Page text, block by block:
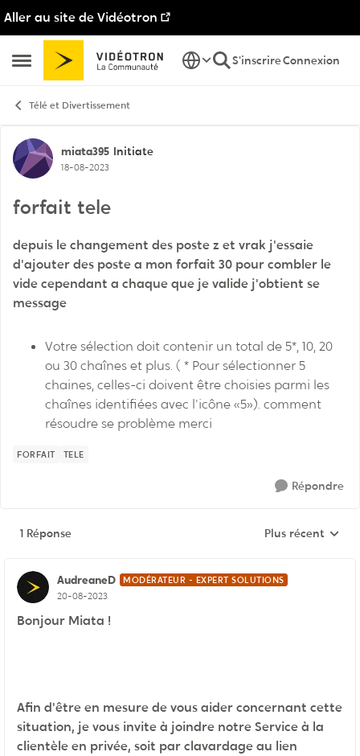
Aller au site de Vidéotron
Ouvrir Menu Latéral
Passer au contenu
S'inscrireConnexion
Télé et Divertissement
Discussion de forum
miata395 Initiate
18-08-2023
forfait tele
depuis le changement des poste z et vrak j'essaie
d'ajouter des poste a mon forfait 30 pour combler le
vide cependant a chaque que je valide j'obtient se
message
Votre sélection doit contenir un total de 5*, 10, 20
ou 30 chaînes et plus. ( * Pour sélectionner 5
chaines, celles-ci doivent être choisies parmi les
chaînes identifiées avec l'icône «5»). comment
résoudre se problème merci
FORFAIT TELE
Répondre
1 Réponse Réponses triées
Plus récent
AudreaneD MODÉRATEUR - EXPERT SOLUTIONS
20-08-2023
Bonjour Miata !
Afin d'être en mesure de vous aider concernant cette
situation, je vous invite à joindre notre Service à la
clientèle en privée, soit par clavardage au lien